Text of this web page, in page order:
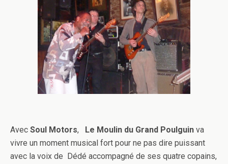
Avec Soul Motors, Le Moulin du Grand Poulguin va
vivre un moment musical fort pour ne pas dire puissant
avec la voix de Dédé accompagné de ses quatre copains,